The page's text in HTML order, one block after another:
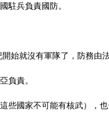
駐兵負責國防。
始就沒有軍隊了，防務由法
負責。
些國家不可能有核武），也